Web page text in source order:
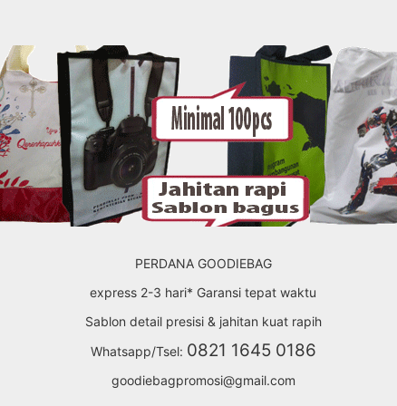
PERDANA GOODIEBAG
express 2-3 hari* Garansi tepat waktu
Sablon detail presisi & jahitan kuat rapih
Whatsapp/Tsel: 0821 1645 0186
goodiebagpromosi@gmail.com